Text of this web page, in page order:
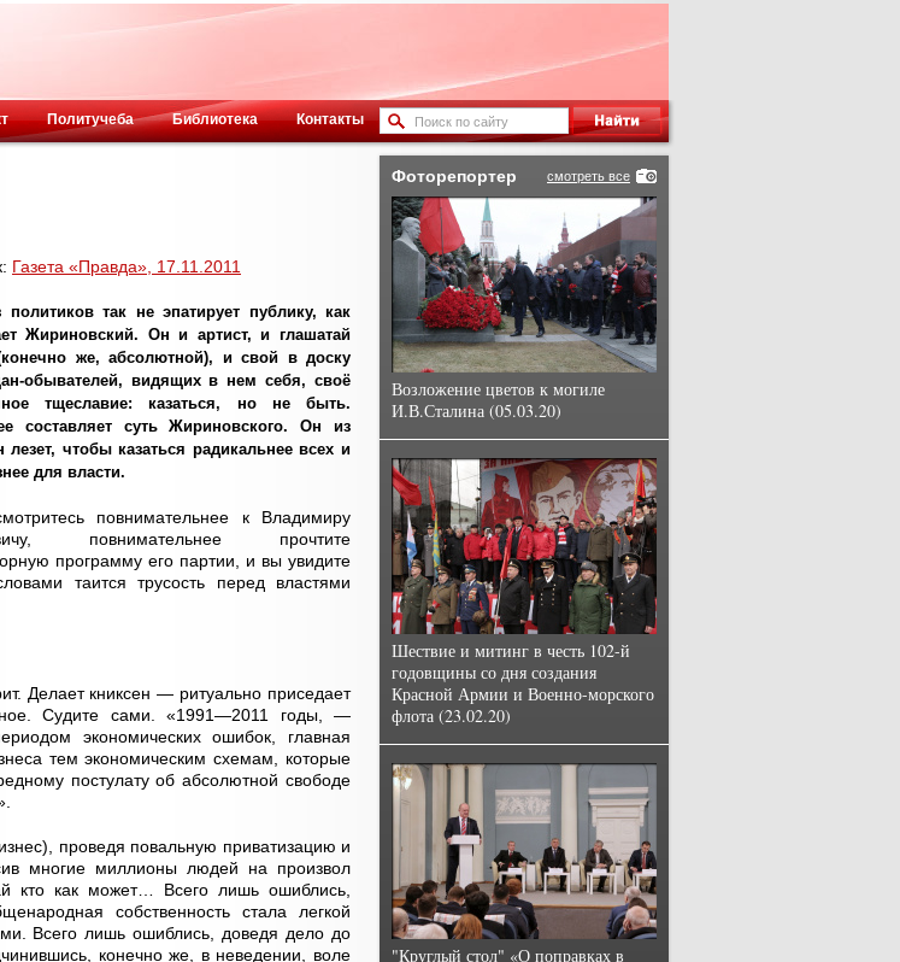
Политучеба Библиотека Контакты
Газета «Правда», 17.11.2011
политиков так не эпатирует публику, как
Жириновский. Он и артист, и глашатай
же, абсолютной), и свой в доску
обывателей, видящих в нем себя, своё
тщеславие: казаться, но не быть.
составляет суть Жириновского. Он из
лезет, чтобы казаться радикальнее всех и
для власти.
повнимательнее к Владимиру
повнимательнее прочтите
программу его партии, и вы увидите
таится трусость перед властями
Делает книксен — ритуально приседает
Судите сами. «1991—2011 годы, —
экономических ошибок, главная
тем экономическим схемам, которые
постулату об абсолютной свободе
проведя повальную приватизацию и
многие миллионы людей на произвол
кто как может… Всего лишь ошиблись,
собственность стала легкой
Всего лишь ошиблись, доведя дело до
конечно же, в неведении, воле
смотреть все
Фоторепортер
Возложение цветов к могиле
И.В.Сталина (05.03.20)
Шествие и митинг в честь 102-й
годовщины со дня создания
Красной Армии и Военно-морского
флота (23.02.20)
"Круглый стол" «О поправках в